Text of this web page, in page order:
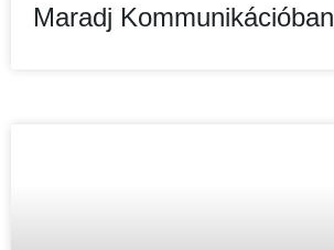
Maradj Kommunikációban